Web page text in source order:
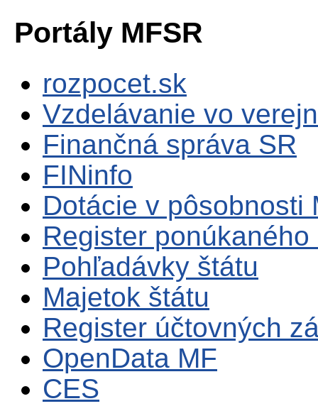
Portály MFSR
rozpocet.sk
Vzdelávanie vo
Finančná správa SR
FINinfo
Dotácie v pôsobnosti
Register
Pohľadávky štátu
Majetok štátu
Register účtovných
OpenData MF
CES